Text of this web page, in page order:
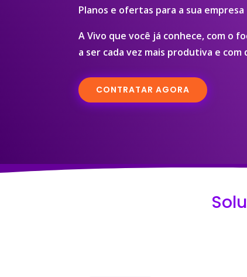
Planos e ofertas para a sua empresa
A Vivo que você já conhece, com o
a ser cada vez mais produtiva e com
CONTRATAR AGORA